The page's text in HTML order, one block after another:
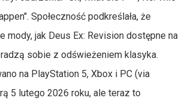
Społeczność podkreślała, że
mody, jak Deus Ex: Revision dostępne na
radzą sobie z odświeżeniem klasyka.
na PlayStation 5, Xbox i PC (via
5 lutego 2026 roku, ale teraz to